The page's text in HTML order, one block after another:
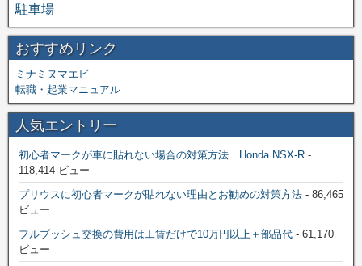
駐車場
おすすめリンク
ミナミヌマエビ
転職・起業マニュアル
人気エントリー
初心者マークが車に貼れない場合の対策方法｜Honda NSX-R -
118,414 ビュー
プリウスに初心者マークが貼れない理由とお勧めの対策方法 - 86,465
ビュー
フルブッシュ交換の費用は工賃だけで10万円以上＋部品代 - 61,170
ビュー